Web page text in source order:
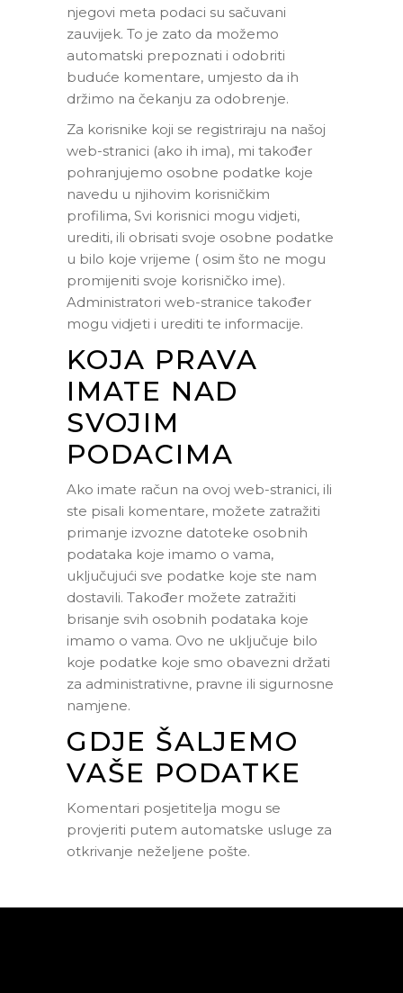
njegovi meta podaci su sačuvani
zauvijek. To je zato da možemo
automatski prepoznati i odobriti
buduće komentare, umjesto da ih
držimo na čekanju za odobrenje.
Za korisnike koji se registriraju na našoj
web-stranici (ako ih ima), mi također
pohranjujemo osobne podatke koje
navedu u njihovim korisničkim
profilima, Svi korisnici mogu vidjeti,
urediti, ili obrisati svoje osobne podatke
u bilo koje vrijeme ( osim što ne mogu
promijeniti svoje korisničko ime).
Administratori web-stranice također
mogu vidjeti i urediti te informacije.
KOJA PRAVA
IMATE NAD
SVOJIM
PODACIMA
Ako imate račun na ovoj web-stranici, ili
ste pisali komentare, možete zatražiti
primanje izvozne datoteke osobnih
podataka koje imamo o vama,
uključujući sve podatke koje ste nam
dostavili. Također možete zatražiti
brisanje svih osobnih podataka koje
imamo o vama. Ovo ne uključuje bilo
koje podatke koje smo obavezni držati
za administrativne, pravne ili sigurnosne
namjene.
GDJE ŠALJEMO
VAŠE PODATKE
Komentari posjetitelja mogu se
provjeriti putem automatske usluge za
otkrivanje neželjene pošte.